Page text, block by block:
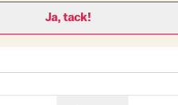
Ja, tack!